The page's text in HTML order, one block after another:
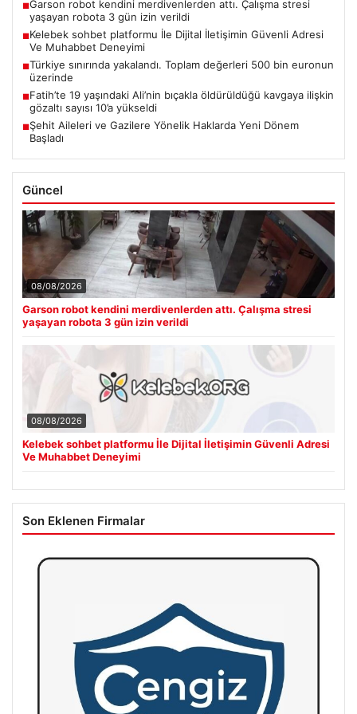
■Garson robot kendini merdivenlerden attı. Çalışma stresi
yaşayan robota 3 gün izin verildi
■Kelebek sohbet platformu İle Dijital İletişimin Güvenli Adresi
Ve Muhabbet Deneyimi
■Türkiye sınırında yakalandı. Toplam değerleri 500 bin euronun
üzerinde
■Fatih’te 19 yaşındaki Ali’nin bıçakla öldürüldüğü kavgaya ilişkin
gözaltı sayısı 10’a yükseldi
■Şehit Aileleri ve Gazilere Yönelik Haklarda Yeni Dönem
Başladı
Güncel
08/08/2026
Garson robot kendini merdivenlerden attı. Çalışma stresi
yaşayan robota 3 gün izin verildi
08/08/2026
Kelebek sohbet platformu İle Dijital İletişimin Güvenli Adresi
Ve Muhabbet Deneyimi
Son Eklenen Firmalar